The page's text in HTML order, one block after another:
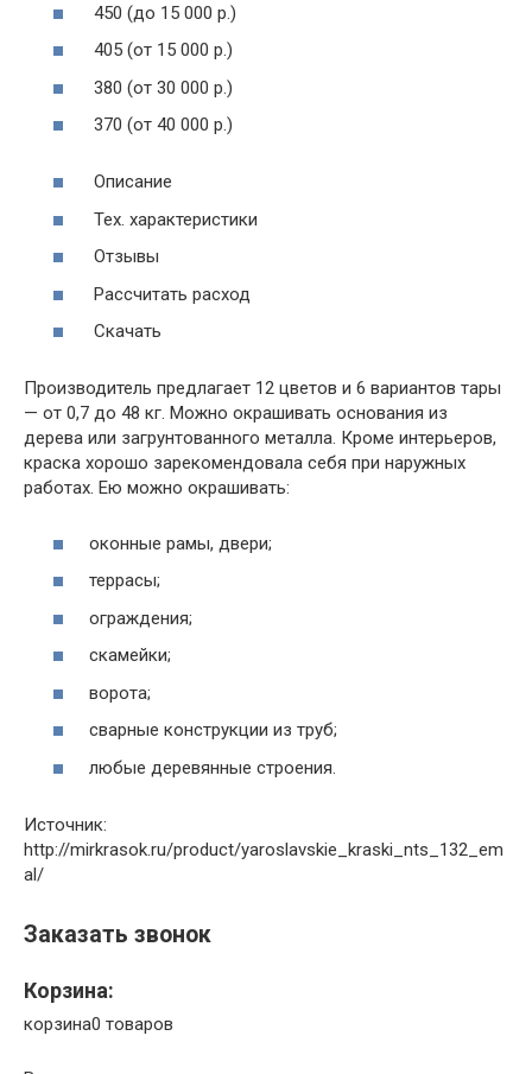
450 (до 15 000 р.)
405 (от 15 000 р.)
380 (от 30 000 р.)
370 (от 40 000 р.)
Описание
Тех. характеристики
Отзывы
Рассчитать расход
Скачать
Производитель предлагает 12 цветов и 6 вариантов тары
— от 0,7 до 48 кг. Можно окрашивать основания из
дерева или загрунтованного металла. Кроме интерьеров,
краска хорошо зарекомендовала себя при наружных
работах. Ею можно окрашивать:
оконные рамы, двери;
террасы;
ограждения;
скамейки;
ворота;
сварные конструкции из труб;
любые деревянные строения.
Источник:
http://mirkrasok.ru/product/yaroslavskie_kraski_nts_132_em
al/
Заказать звонок
Корзина:
корзина0 товаров